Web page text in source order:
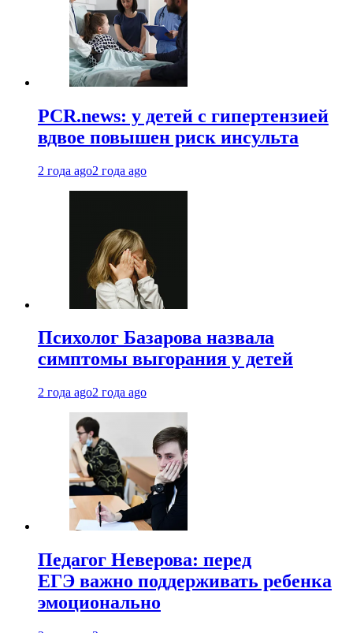
PCR.news: у детей с гипертензией
вдвое повышен риск инсульта
2 года ago2 года ago
Психолог Базарова назвала
симптомы выгорания у детей
2 года ago2 года ago
Педагог Неверова: перед
ЕГЭ важно поддерживать ребенка
эмоционально